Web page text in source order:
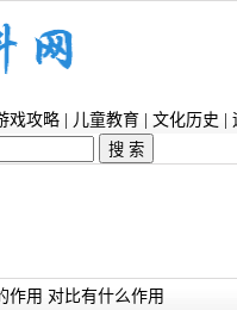
戏攻略| 儿童教育| 文化历史
作用 对比有什么作用